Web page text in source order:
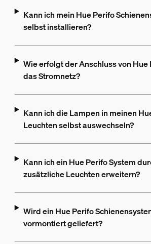
Kann ich mein Hue Perifo
selbst installieren?
Wie erfolgt der Anschluss von Hue
das Stromnetz?
Kann ich die Lampen in meinen
Leuchten selbst auswechseln?
Kann ich ein Hue Perifo System
zusätzliche Leuchten erweitern?
Wird ein Hue Perifo
vormontiert geliefert?